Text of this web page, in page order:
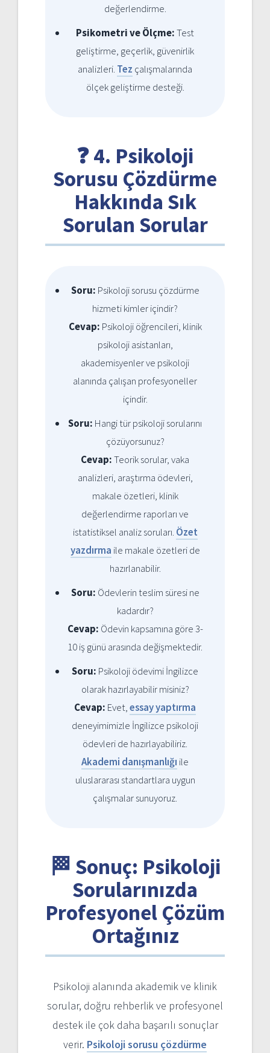
değerlendirme.
Psikometri ve Ölçme:Test
geliştirme, geçerlik, güvenirlik
analizleri. Tez çalışmalarında
ölçek geliştirme desteği.
❓ 4. Psikoloji
Sorusu Çözdürme
Hakkında Sık
Sorulan Sorular
Soru: Psikoloji sorusu çözdürme
hizmeti kimler içindir?
Cevap: Psikoloji öğrencileri, klinik
psikoloji asistanları,
akademisyenler ve psikoloji
alanında çalışan profesyoneller
içindir.
Soru: Hangi tür psikoloji sorularını
çözüyorsunuz?
Cevap:Teorik sorular, vaka
analizleri, araştırma ödevleri,
makale özetleri, klinik
değerlendirme raporları ve
istatistiksel analiz soruları. Özet
yazdırma ile makale özetleri de
hazırlanabilir.
Soru: Ödevlerin teslim süresi ne
kadardır?
Cevap: Ödevin kapsamına göre 3-
10 iş günü arasında değişmektedir.
Soru: Psikoloji ödevimi İngilizce
olarak hazırlayabilir misiniz?
Cevap: Evet,essay yaptırma
deneyimimizle İngilizce psikoloji
ödevleri de hazırlayabiliriz.
Akademi danışmanlığı ile
uluslararası standartlara uygun
çalışmalar sunuyoruz.
🏁 Sonuç: Psikoloji
Sorularınızda
Profesyonel Çözüm
Ortağınız
Psikoloji alanında akademik ve klinik
sorular, doğru rehberlik ve profesyonel
destek ile çok daha başarılı sonuçlar
verir. Psikoloji sorusu çözdürme